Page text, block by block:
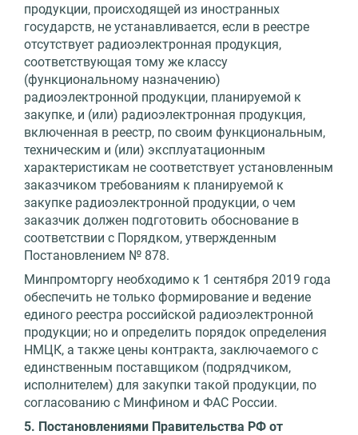
продукции, происходящей из иностранных
государств, не устанавливается, если в реестре
отсутствует радиоэлектронная продукция,
соответствующая тому же классу
(функциональному назначению)
радиоэлектронной продукции, планируемой к
закупке, и (или) радиоэлектронная продукция,
включенная в реестр, по своим функциональным,
техническим и (или) эксплуатационным
характеристикам не соответствует установленным
заказчиком требованиям к планируемой к
закупке радиоэлектронной продукции, о чем
заказчик должен подготовить обоснование в
соответствии с Порядком, утвержденным
Постановлением № 878.
Минпромторгу необходимо к 1 сентября 2019 года
обеспечить не только формирование и ведение
единого реестра российской радиоэлектронной
продукции; но и определить порядок определения
НМЦК, а также цены контракта, заключаемого с
единственным поставщиком (подрядчиком,
исполнителем) для закупки такой продукции, по
согласованию с Минфином и ФАС России.
5. Постановлениями Правительства РФ от